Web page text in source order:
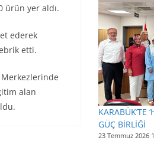
ürün yer aldı.
ederek
etti.
alan
KARABÜK’TE
GÜÇ BİRLİĞİ
23 Temmuz 2026